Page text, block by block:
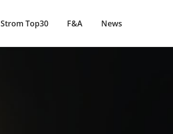
Strom Top30 F&A News